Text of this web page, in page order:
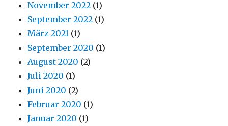
November 2022 (1)
September 2022 (1)
März 2021 (1)
September 2020 (1)
August 2020 (2)
Juli 2020 (1)
Juni 2020 (2)
Februar 2020 (1)
Januar 2020 (1)